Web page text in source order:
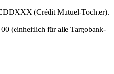
(Crédit Mutuel-Tochter).
(einheitlich für alle Targobank-